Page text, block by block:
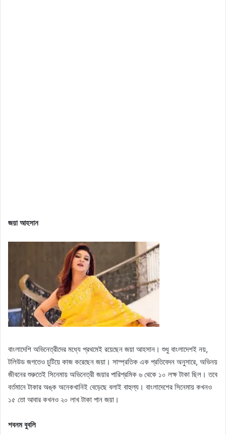
জয়া আহসান
বাংলাদেশি অভিনেত্রীদের মধ্যে প্রথমেই রয়েছেন জয়া আহসান। শুধু বাংলাদেশই নয়,
টলিউড জগতেও চুটিয়ে কাজ করেছেন জয়া। সাম্প্রতিক এক প্রতিবেদন অনুসারে, অভিনয়
জীবনের শুরুতেই সিনেমায় অভিনেত্রী জয়ার পারিশ্রমিক ৬ থেকে ১০ লক্ষ টাকা ছিল। তবে
বর্তমানে টাকার অঙ্ক অনেকখানিই বেড়েছে বলাই বাহুল্য। বাংলাদেশের সিনেমায় কখনও
১৫ তো আবার কখনও ২০ লাখ টাকা পান জয়া।
শবনম বুবলি